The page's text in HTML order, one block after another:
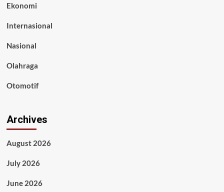
Ekonomi
Internasional
Nasional
Olahraga
Otomotif
Archives
August 2026
July 2026
June 2026